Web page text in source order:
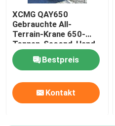
XCMG QAY650
Gebrauchte All-
Terrain-Krane 650-
Tonnen-Second-Hand-
Kran
Bestpreis
Kontakt